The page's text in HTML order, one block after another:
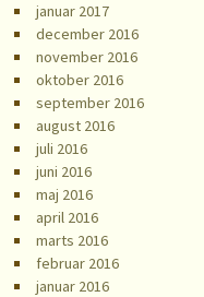
januar 2017
december 2016
november 2016
oktober 2016
september 2016
august 2016
juli 2016
juni 2016
maj 2016
april 2016
marts 2016
februar 2016
januar 2016